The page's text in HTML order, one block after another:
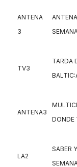
ANTENA
3
SEMANA
TV3
TARDA
ANTENA3
DONDE
LA2
SABER
SEMANA